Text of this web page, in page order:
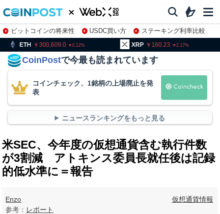
ビットコインの将来性 USDC買い方
ステーキング利率比較
株特集・関連銘柄
300,609.0 0.12 160.23 2.17
CoinPostで今最も読まれています
コインチェック、1銘柄の上場廃止を発
表
ニュースランキングをもっと見る
米SEC、今年度の仮想通貨含む執行件数
が3割減 アトキンス委員長就任後は記録
的低水準に＝報告
Enzo
参考： レポート
仮想通貨情報